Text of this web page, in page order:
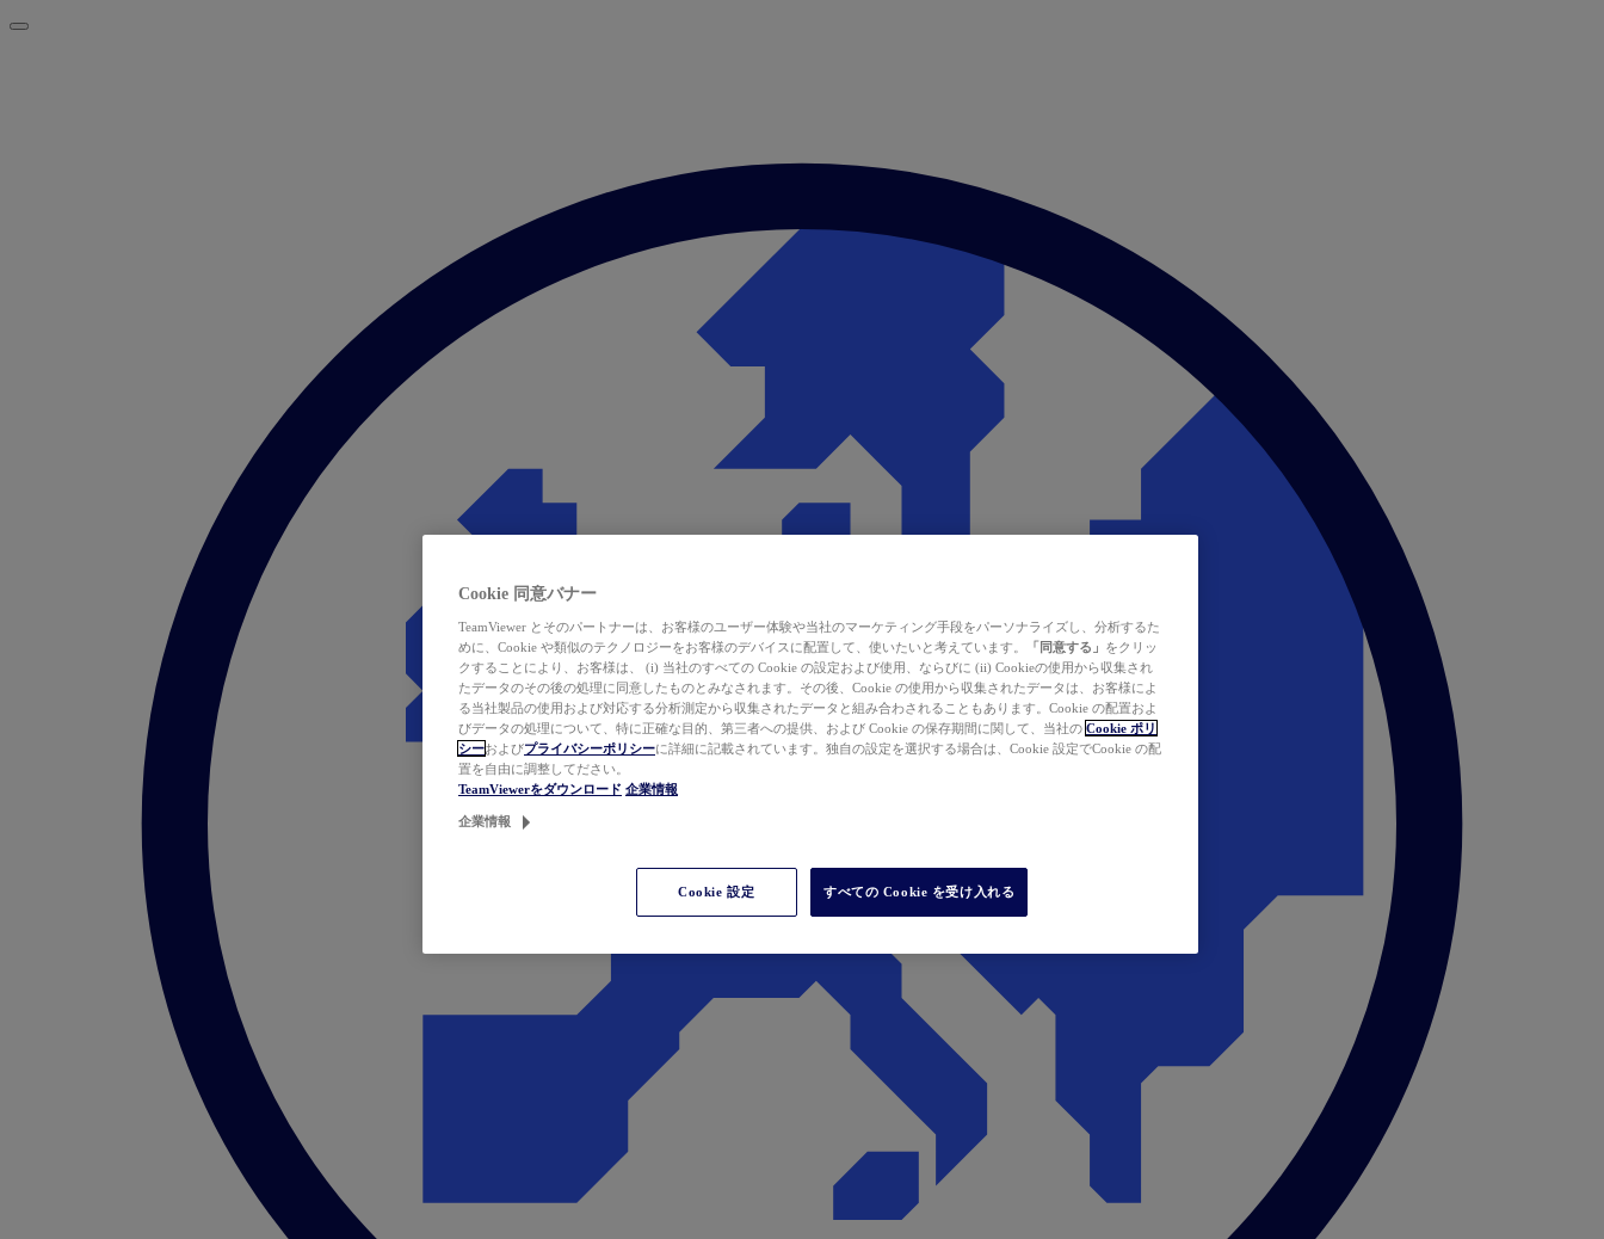
Cookie 同意バナー
TeamViewer とそのパートナーは、お客様のユーザー体験や当社のマーケティング手段をパーソナライズし、分析するた
めに、Cookie や類似のテクノロジーをお客様のデバイスに配置して、使いたいと考えています。
「同意する」 をクリッ
クすることにより、お客様は、 (i) 当社のすべての Cookie の設定および使用、ならびに (ii) Cookieの使用から収集され
たデータのその後の処理に同意したものとみなされます。その後、Cookie の使用から収集されたデータは、お客様によ
る当社製品の使用および対応する分析測定から収集されたデータと組み合わされることもあります。Cookie の配置およ
びデータの処理について、特に正確な目的、第三者への提供、および Cookie の保存期間に関して、当社の Cookie ポリ
シーおよびプライバシーポリシーに詳細に記載されています。独自の設定を選択する場合は、Cookie 設定でCookie の配
置を自由に調整してださい。
TeamViewerをダウンロード 企業情報
企業情報
Cookie 設定 すべての Cookie を受け入れる